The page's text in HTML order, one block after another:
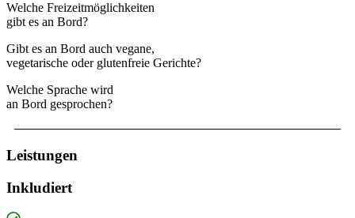
Welche Freizeitmöglichkeiten
gibt es an Bord?
Gibt es an Bord auch vegane,
vegetarische oder glutenfreie Gerichte?
Welche Sprache wird
an Bord gesprochen?
Leistungen
Inkludiert